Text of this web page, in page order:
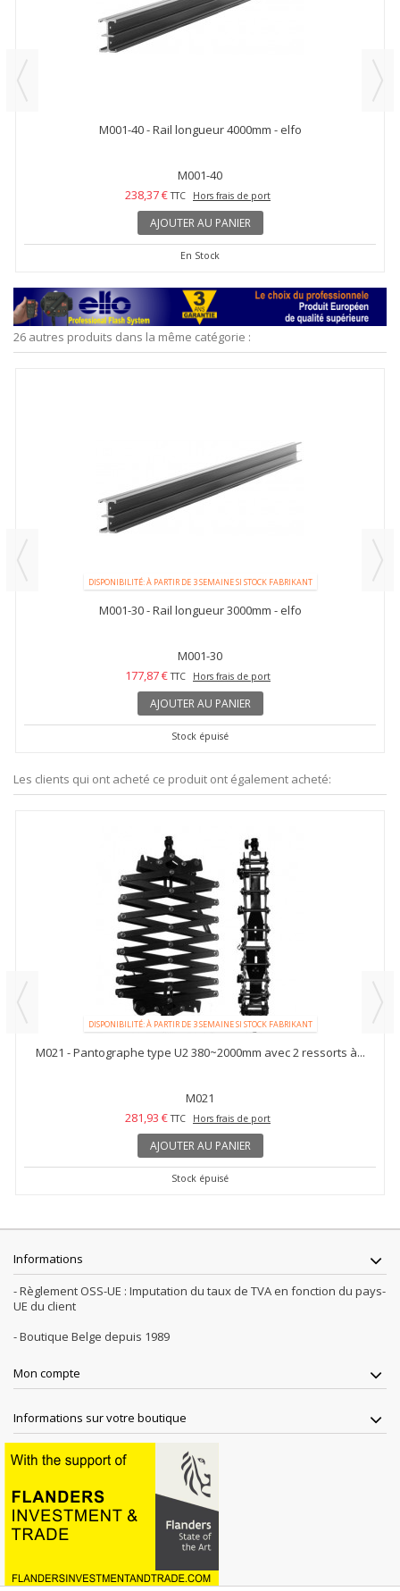
M001-40 - Rail longueur 4000mm - elfo
M001-40
238,37 € TTC Hors frais de port
AJOUTER AU PANIER
En Stock
26 autres produits dans la même catégorie :
DISPONIBILITÉ: À PARTIR DE 3 SEMAINE SI STOCK FABRIKANT
M001-30 - Rail longueur 3000mm - elfo
M001-30
177,87 € TTC Hors frais de port
AJOUTER AU PANIER
Stock épuisé
Les clients qui ont acheté ce produit ont également acheté:
DISPONIBILITÉ: À PARTIR DE 3 SEMAINE SI STOCK FABRIKANT
M021 - Pantographe type U2 380~2000mm avec 2 ressorts à...
M021
281,93 € TTC Hors frais de port
AJOUTER AU PANIER
Stock épuisé
Informations
- Règlement OSS-UE : Imputation du taux de TVA en fonction du pays-
UE du client
- Boutique Belge depuis 1989
Mon compte
Informations sur votre boutique